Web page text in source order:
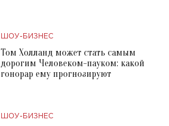
ШОУ-БИЗНЕС
Том Холланд может стать самым
дорогим Человеком-пауком: какой
гонорар ему прогнозируют
ШОУ-БИЗНЕС